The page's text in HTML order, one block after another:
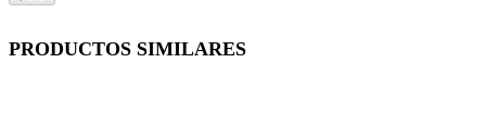
PRODUCTOS SIMILARES